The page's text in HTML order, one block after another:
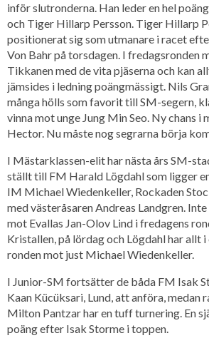
inför slutronderna. Han leder en hel
och Tiger Hillarp Persson. Tiger Hillarp
positionerat sig som utmanare i racet
Von Bahr på torsdagen. I fredagsronden
Tikkanen med de vita pjäserna och kan
jämsides i ledning poängmässigt. Nils
många hölls som favorit till SM-segern,
vinna mot unge Jung Min Seo. Ny chans i
Hector. Nu måste nog segrarna börja
I Mästarklassen-elit har nästa års SM-
ställt till FM Harald Lögdahl som ligger
IM Michael Wiedenkeller, Rockaden
med västeråsaren Andreas Landgren.
mot Evallas Jan-Olov Lind i fredagens
Kristallen, på lördag och Lögdahl har allt i
ronden mot just Michael Wiedenkeller.
I Junior-SM fortsätter de båda FM Isak
Kaan Kücüksari, Lund, att anföra,
Milton Pantzar har en tuff turnering. En
poäng efter Isak Storme i toppen.